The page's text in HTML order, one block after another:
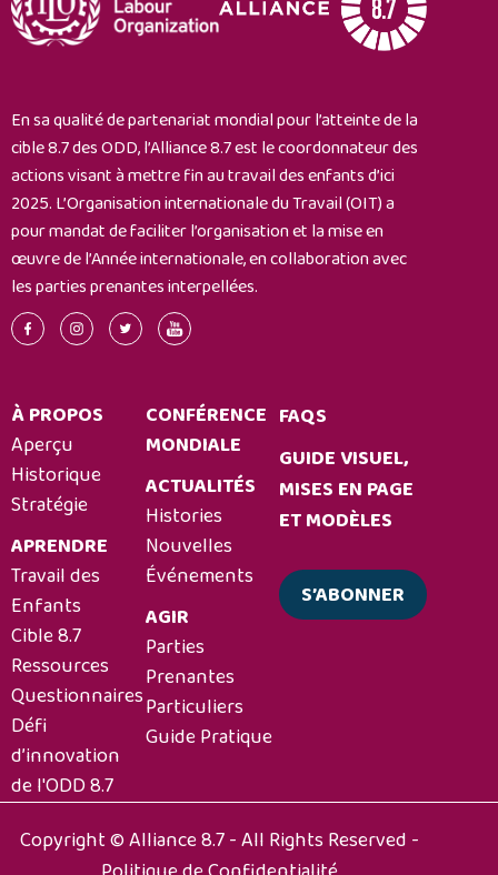
pierre
naturelle
s’approvisionne
en
granit
des
enfants
réunissant
des
experts
et
des
défenseurs
de
la
jeunesse
pour
multipartite,
en
donnant
la
aux
efforts
en
Afrique
En sa qualité de partenariat mondial pour l’atteinte de la
cible 8.7 des ODD, l’Alliance 8.7 est le coordonnateur des
actions visant à mettre fin au travail des enfants d’ici
2025. L’Organisation internationale du Travail (OIT) a
pour mandat de faciliter l’organisation et la mise en
œuvre de l’Année internationale, en collaboration avec
les parties prenantes interpellées.
À PROPOS
Aperçu
Historique
Stratégie
APRENDRE
Travail des
Enfants
Cible 8.7
Ressources
Questionnaires
Défi
d’innovation
de l'ODD 8.7
CONFÉRENCE
MONDIALE
ACTUALITÉS
Histories
Nouvelles
Événements
AGIR
Parties
Prenantes
Particuliers
Guide Pratique
FAQS
GUIDE VISUEL,
MISES EN PAGE
ET MODÈLES
S’ABONNER
Copyright © Alliance 8.7 - All Rights Reserved -